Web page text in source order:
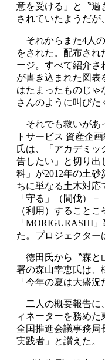
意を受ける」と〝過
されていたようだが
それからまた4人
をされた。配布され
ージ。すべて紹介さ
が書き込まれた図表
はたまったものじゃ
さんのように叫びた
それでも救いがあ
トサービス 資産企
氏は、「アカデミッ
告したい」と切り出
科」が2012年の土砂
ちに単なる土木対応
「守る」（間伐）
（利用）すること
「MORIGURASHI
た。プロジェクター
徳田氏から〝森と
署の森山幸恵氏は、
「今年の夏は大盛況
二人の概要報告に
ィネーターを務めた
全国推進会議事務局
実践者」と讃えた。